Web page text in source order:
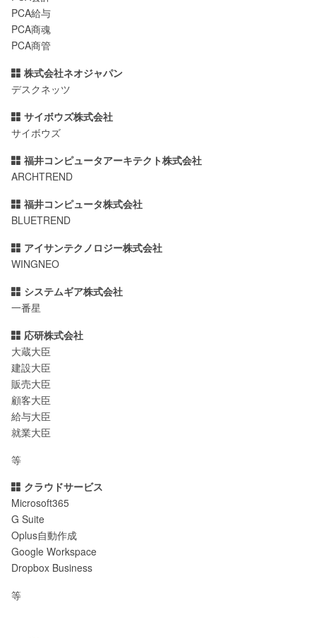
PCA給与
PCA商魂
PCA商管
株式会社ネオジャパン
デスクネッツ
サイボウズ株式会社
サイボウズ
福井コンピュータアーキテクト株式会社
ARCHTREND
福井コンピュータ株式会社
BLUETREND
アイサンテクノロジー株式会社
WINGNEO
システムギア株式会社
一番星
応研株式会社
大蔵大臣
建設大臣
販売大臣
顧客大臣
給与大臣
就業大臣
等
クラウドサービス
Microsoft365
G Suite
Oplus自動作成
Google Workspace
Dropbox Business
等